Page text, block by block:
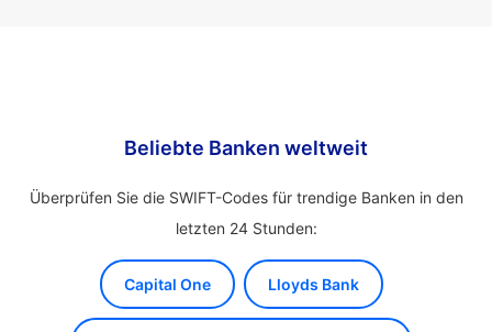
Beliebte Banken weltweit
Überprüfen Sie die SWIFT-Codes für trendige Banken in den
letzten 24 Stunden:
Capital One Lloyds Bank